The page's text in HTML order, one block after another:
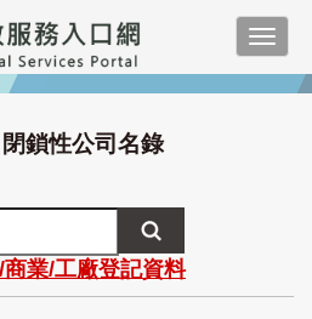
閉鎖性公司名錄
商業/工廠登記資料